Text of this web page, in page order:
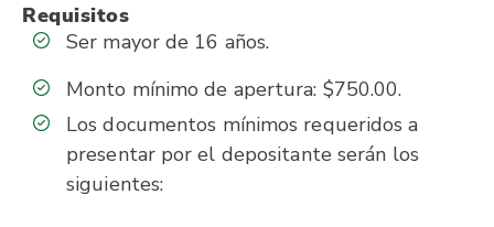
Requisitos
Ser mayor de 16 años.
Monto mínimo de apertura: $750.00.
Los documentos mínimos requeridos a
presentar por el depositante serán los
siguientes: